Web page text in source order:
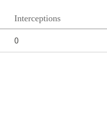
Interceptions
0